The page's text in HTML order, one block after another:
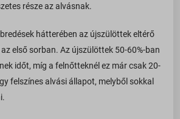
része az alvásnak.
hátterében az újszülöttek eltérő
első sorban. Az újszülöttek 50-60%-ban
időt, míg a felnőtteknél ez már csak 20-
felszínes alvási állapot, melyből sokkal